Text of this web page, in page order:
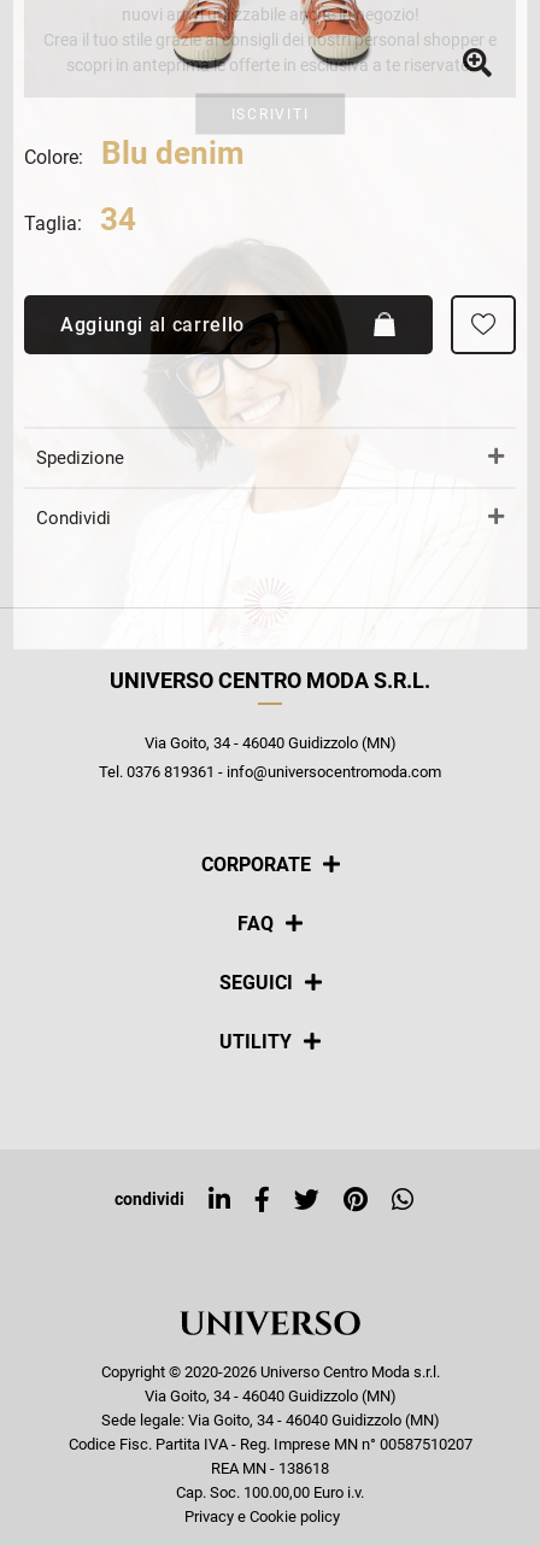
Colore: Blu denim
Taglia: 34
Aggiungi al carrello
Spedizione
Condividi
UNIVERSO CENTRO MODA S.R.L.
Via Goito, 34 - 46040 Guidizzolo (MN)
Tel. 0376 819361 - info@universocentromoda.com
CORPORATE
Chi siamo
FAQ
Pagamenti
SEGUICI
Social
UTILITY
Top ricerche
condividi
Copyright © 2020-2026 Universo Centro Moda s.r.l.
Via Goito, 34 - 46040 Guidizzolo (MN)
Sede legale: Via Goito, 34 - 46040 Guidizzolo (MN)
Codice Fisc. Partita IVA - Reg. Imprese MN n° 00587510207
REA MN - 138618
Cap. Soc. 100.00,00 Euro i.v.
Privacy e Cookie policy
nuovi arrivi utilizzabile anche in negozio!
Crea il tuo stile grazie ai consigli dei nostri personal shopper e
scopri in anteprima le offerte in esclusiva a te riservate.
ISCRIVITI